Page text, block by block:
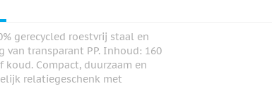
gerecycled roestvrij staal en
van transparant PP. Inhoud: 160
Compact, duurzaam en
relatiegeschenk met